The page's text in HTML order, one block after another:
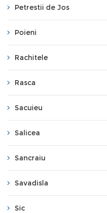
Petrestii de Jos
Poieni
Rachitele
Rasca
Sacuieu
Salicea
Sancraiu
Savadisla
Sic